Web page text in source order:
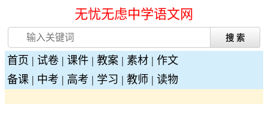
无忧无虑中学语文网
首页 | 试卷 | 课件 | 教案 | 素材 | 作文
备课 | 中考 | 高考 | 学习 | 教师 | 读物